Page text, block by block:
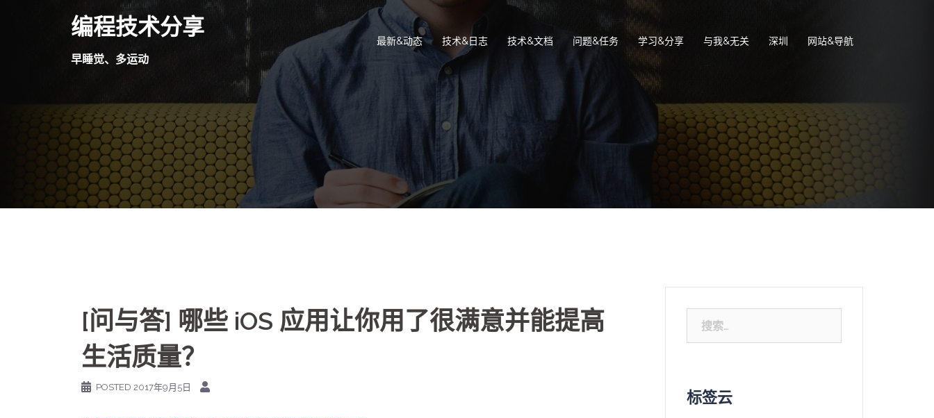
编程技术分享
早睡觉、多运动
最新&动态 技术&日志 技术&文档 问题&任务 学习&分享 与我&无关 深圳 网站&导航
[问与答] 哪些 iOS 应用让你用了很满意并能提高
生活质量？
POSTED 2017年9月5日
索：
标签云